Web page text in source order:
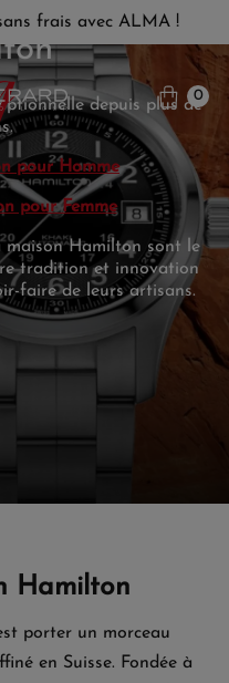
frais avec ALMA !
0
depuis plus de
pour Homme
pour Femme
maison Hamilton sont le
tradition et innovation
faire de leurs artisans.
Hamilton
porter un morceau
en Suisse. Fondée à